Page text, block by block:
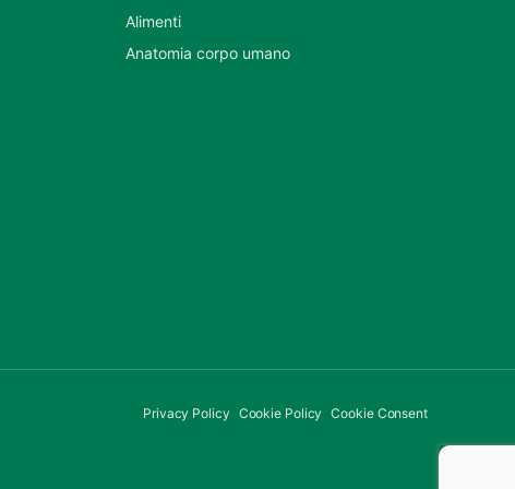
Alimenti
Anatomia corpo umano
Privacy Policy Cookie Policy Cookie Consent